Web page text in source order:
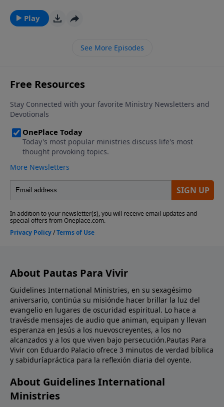
Play
See More Episodes
About Pautas Para Vivir
Guidelines International Ministries, en su sexagésimo
aniversario, continúa su misiónde hacer brillar la luz del
evangelio en lugares de oscuridad espiritual. Lo hace a
travésde mensajes de audio que animan, equipan y llevan
esperanza en Jesús a los nuevoscreyentes, a los no
alcanzados y a los que viven bajo persecución.Pautas Para
Vivir con Eduardo Palacio ofrece 3 minutos de verdad bíblica
y sabiduríapráctica para la reflexión diaria del oyente.
About Guidelines International
Ministries